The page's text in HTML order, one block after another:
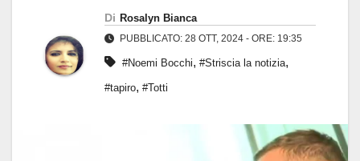
Di Rosalyn Bianca
PUBBLICATO: 28 OTT, 2024 - ORE: 19:35
#Noemi Bocchi, #Striscia la notizia,
#tapiro, #Totti